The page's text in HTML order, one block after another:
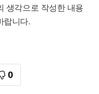
생각으로 작성한 내용
랍니다.
0
비추천